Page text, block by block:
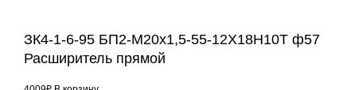
ЗК4-1-6-95 БП2-М20х1,5-55-12Х18Н10Т ф57
Расширитель прямой